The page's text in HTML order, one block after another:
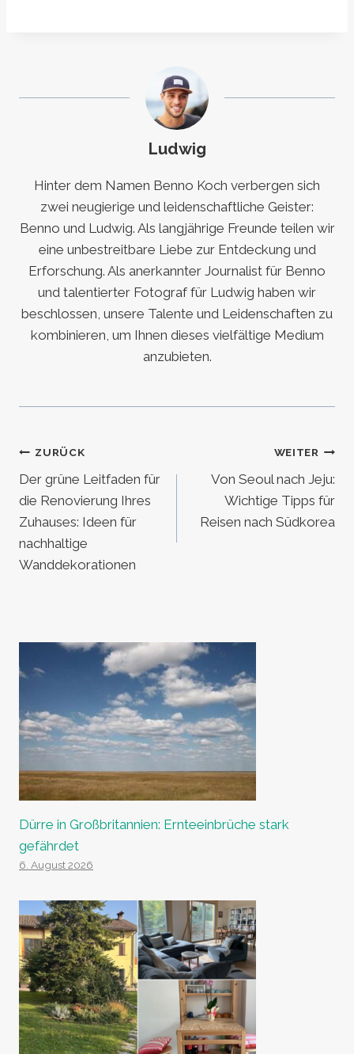
Ludwig
Hinter dem Namen Benno Koch verbergen sich
zwei neugierige und leidenschaftliche Geister:
Benno und Ludwig. Als langjährige Freunde teilen wir
eine unbestreitbare Liebe zur Entdeckung und
Erforschung. Als anerkannter Journalist für Benno
und talentierter Fotograf für Ludwig haben wir
beschlossen, unsere Talente und Leidenschaften zu
kombinieren, um Ihnen dieses vielfältige Medium
anzubieten.
Beitragsnavigation
ZURÜCK
Der grüne Leitfaden für
die Renovierung Ihres
Zuhauses: Ideen für
nachhaltige
Wanddekorationen
WEITER
Von Seoul nach Jeju:
Wichtige Tipps für
Reisen nach Südkorea
Dürre in Großbritannien: Ernteeinbrüche stark
gefährdet
6. August 2026